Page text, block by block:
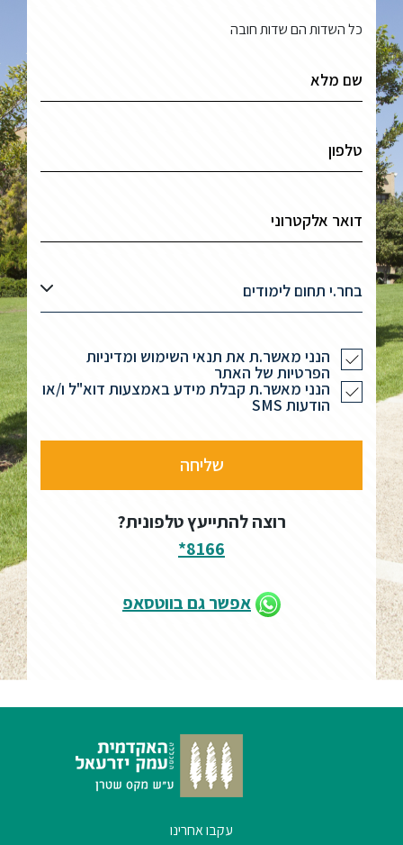
כל השדות הם שדות חובה
בחר.י תחום לימודים
הנני מאשר.ת את תנאי השימוש ומדיניות
הפרטיות של האתר
הנני מאשר.ת קבלת מידע באמצעות דוא"ל ו/או
הודעות SMS
רוצה להתייעץ טלפונית?
8166*
אפשר גם בווטסאפ
עקבו אחרינו